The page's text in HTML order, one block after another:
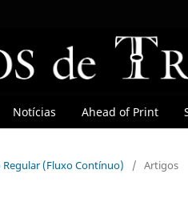
Notícias Ahead of Print
Regular (Fluxo Contínuo) / Artigos